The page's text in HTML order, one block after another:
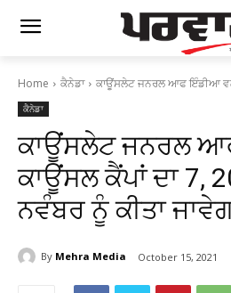
Home ਕੈਨੇਡਾ ਕਾਊਂਸਲੇਟ ਜਨਰਲ ਆਫ ਇੰਡੀਆ ਵਲੋਂ
ਕੈਨੇਡਾ
ਕਾਊਂਸਲੇਟ ਜਨਰਲ
ਕਾਊਂਸਲ ਕੈਂਪਾਂ ਦਾ 7,
ਨਵੰਬਰ ਨੂੰ ਕੀਤਾ
By Mehra Media October 15, 2021